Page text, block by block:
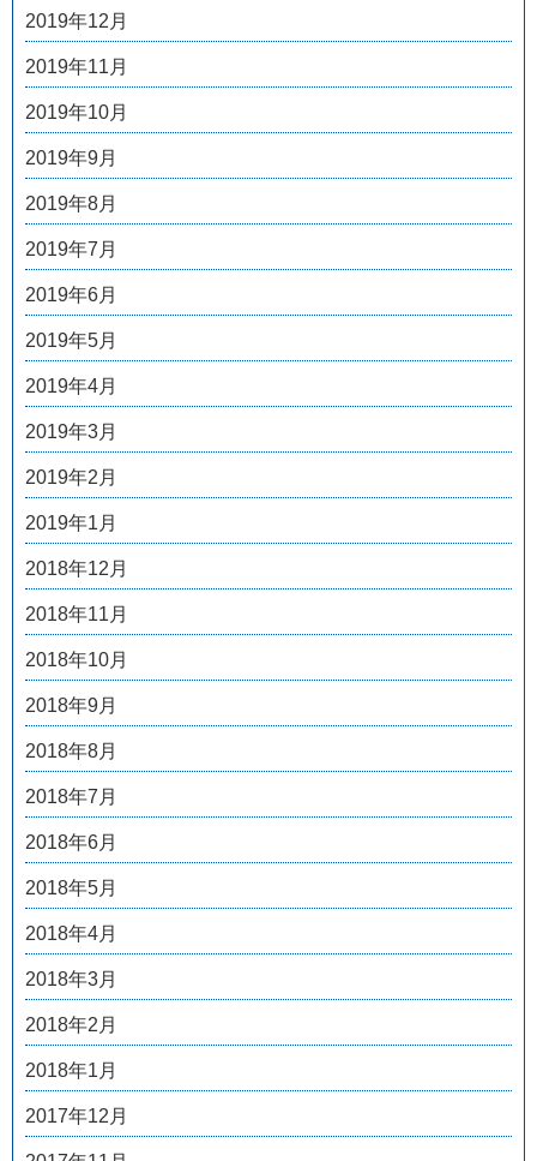
2019年12月
2019年11月
2019年10月
2019年9月
2019年8月
2019年7月
2019年6月
2019年5月
2019年4月
2019年3月
2019年2月
2019年1月
2018年12月
2018年11月
2018年10月
2018年9月
2018年8月
2018年7月
2018年6月
2018年5月
2018年4月
2018年3月
2018年2月
2018年1月
2017年12月